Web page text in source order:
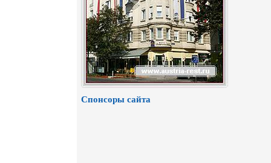
Спонсоры сайта